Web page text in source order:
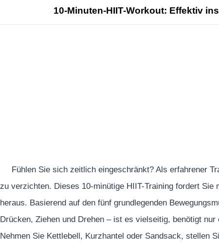
10-Minuten-HIIT-Workout: Effektiv
Fühlen Sie sich zeitlich eingeschränkt? Als erfahrener
zu verzichten. Dieses 10-minütige HIIT-Training fordert
heraus. Basierend auf den fünf grundlegenden
Drücken, Ziehen und Drehen – ist es vielseitig, benötigt
Nehmen Sie Kettlebell, Kurzhantel oder Sandsack, stellen